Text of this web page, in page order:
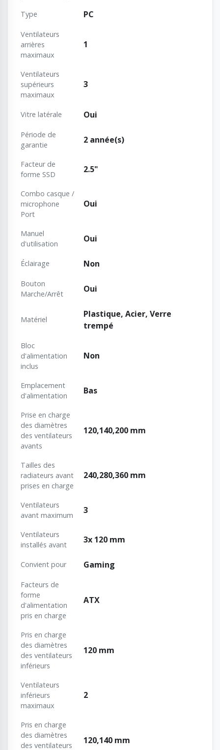
Type PC
Ventilateurs
arrières
maximaux
1
Ventilateurs
supérieurs
maximaux
3
Vitre latérale Oui
Période de
garantie
2 année(s)
Facteur de
forme SSD
2.5"
Combo casque /
microphone
Port
Oui
Manuel
d'utilisation
Oui
Éclairage Non
Bouton
Marche/Arrêt
Oui
Matériel
Plastique, Acier, Verre
trempé
Bloc
d'alimentation
inclus
Non
Emplacement
d'alimentation
Bas
Prise en charge
des diamètres
des ventilateurs
avants
120,140,200 mm
Tailles des
radiateurs avant
prises en charge
240,280,360 mm
Ventilateurs
avant maximum
3
Ventilateurs
installés avant
3x 120 mm
Convient pour Gaming
Facteurs de
forme
d'alimentation
pris en charge
ATX
Pris en charge
des diamètres
des ventilateurs
inférieurs
120 mm
Ventilateurs
inférieurs
maximaux
2
Pris en charge
des diamètres
des ventilateurs
120,140 mm